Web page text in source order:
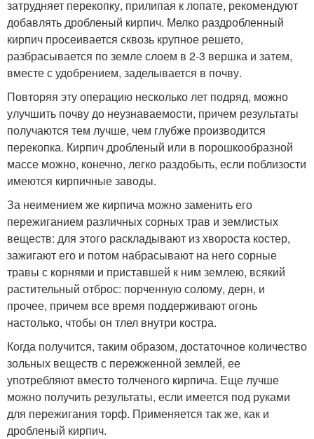
затрудняет перекопку, прилипая к лопате, рекомендуют
добавлять дробленый кирпич. Мелко раздробленный
кирпич просеивается сквозь крупное решето,
разбрасывается по земле слоем в 2-3 вершка и затем,
вместе с удобрением, заделывается в почву.
Повторяя эту операцию несколько лет подряд, можно
улучшить почву до неузнаваемости, причем результаты
получаются тем лучше, чем глубже производится
перекопка. Кирпич дробленый или в порошкообразной
массе можно, конечно, легко раздобыть, если поблизости
имеются кирпичные заводы.
За неимением же кирпича можно заменить его
пережиганием различных сорных трав и землистых
веществ: для этого раскладывают из хвороста костер,
зажигают его и потом набрасывают на него сорные
травы с корнями и приставшей к ним землею, всякий
растительный отброс: порченную солому, дерн, и
прочее, причем все время поддерживают огонь
настолько, чтобы он тлел внутри костра.
Когда получится, таким образом, достаточное количество
зольных веществ с пережженной землей, ее
употребляют вместо толченого кирпича. Еще лучше
можно получить результаты, если имеется под руками
для пережигания торф. Применяется так же, как и
дробленый кирпич.